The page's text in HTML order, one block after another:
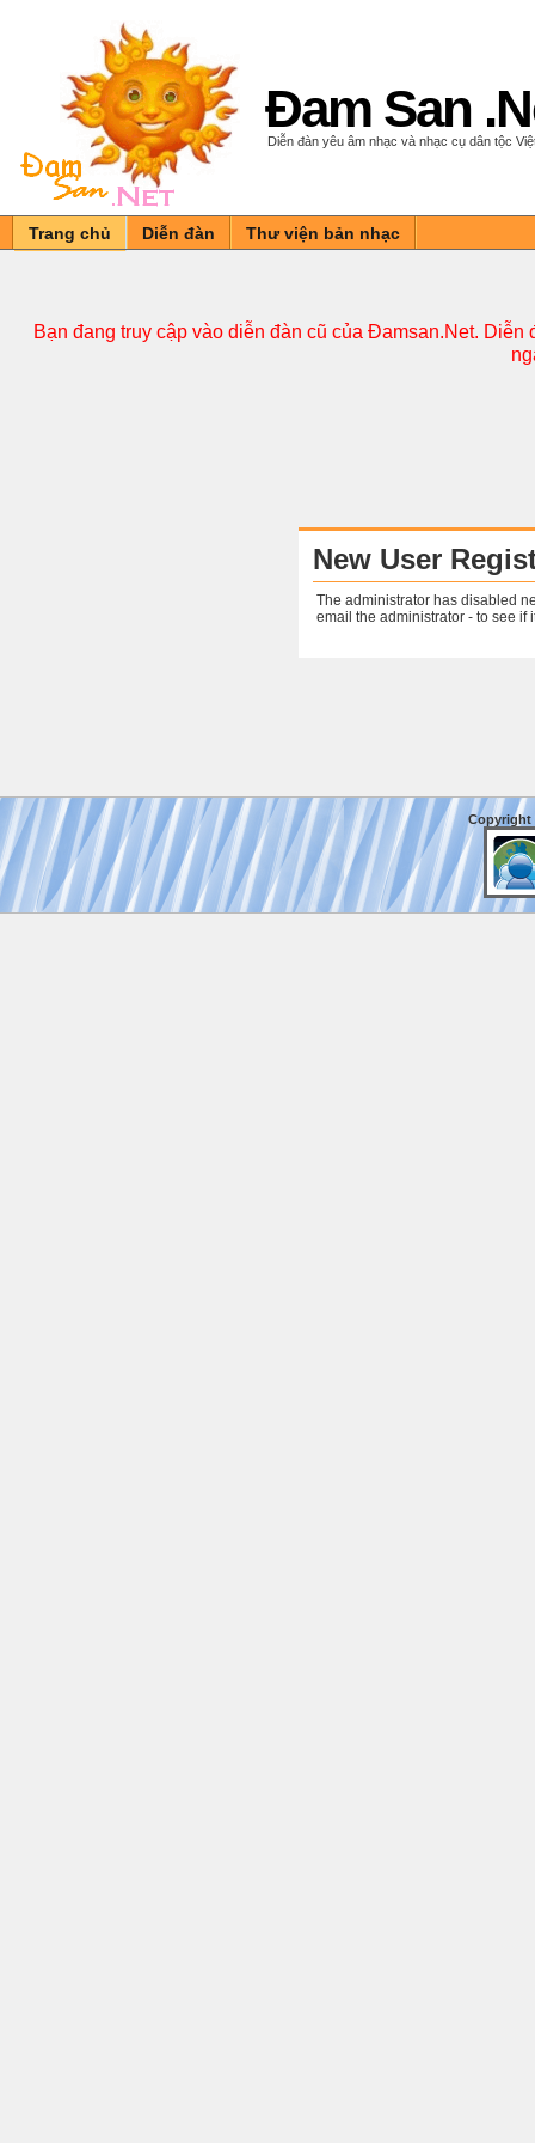
Đam San
Diễn đàn yêu âm nhạc và nhạc cụ dân tộc
Trang chủ Diễn đàn Thư viện bản nhạc
Bạn đang truy cập vào diễn đàn cũ của Đamsan.Net.
New User
The administrator has disabled
email the administrator - to see if
Copyright